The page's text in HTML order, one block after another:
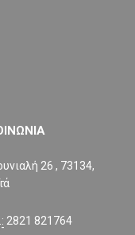
26 , 73134,
2821 821764